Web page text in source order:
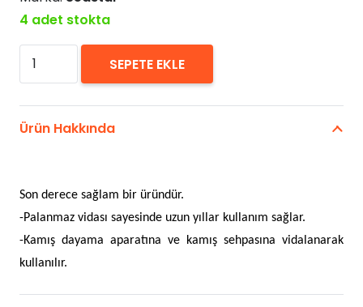
4 adet stokta
Seastar
Skirt
adet
SEPETE EKLE
Ürün Hakkında
Son derece sağlam bir üründür.
-Palanmaz vidası sayesinde uzun yıllar kullanım sağlar.
-Kamış dayama aparatına ve kamış sehpasına vidalanarak
kullanılır.